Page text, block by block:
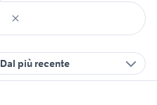
Dal più recente